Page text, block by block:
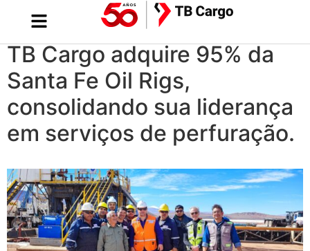
TB Cargo adquire 95% da
Santa Fe Oil Rigs,
consolidando sua liderança
em serviços de perfuração.